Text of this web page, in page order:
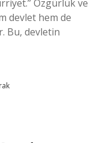
Özgürlük ve
devlet hem de
Bu, devletin